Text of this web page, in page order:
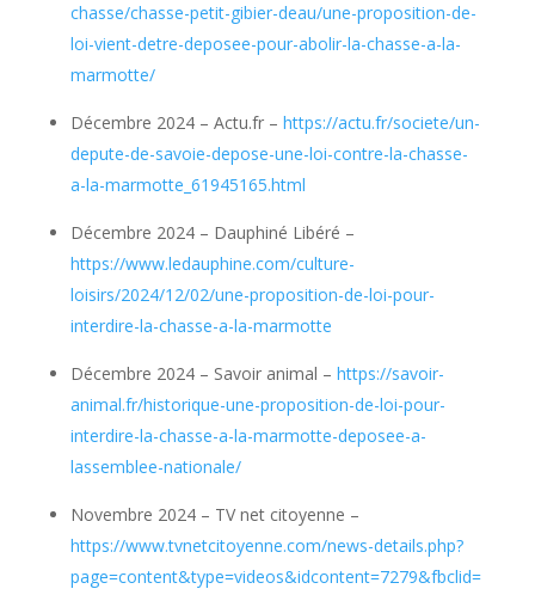
chasse/chasse-petit-gibier-deau/une-proposition-de-
loi-vient-detre-deposee-pour-abolir-la-chasse-a-la-
marmotte/
Décembre 2024 – Actu.fr – https://actu.fr/societe/un-
depute-de-savoie-depose-une-loi-contre-la-chasse-
a-la-marmotte_61945165.html
Décembre 2024 – Dauphiné Libéré –
https://www.ledauphine.com/culture-
loisirs/2024/12/02/une-proposition-de-loi-pour-
interdire-la-chasse-a-la-marmotte
Décembre 2024 – Savoir animal – https://savoir-
animal.fr/historique-une-proposition-de-loi-pour-
interdire-la-chasse-a-la-marmotte-deposee-a-
lassemblee-nationale/
Novembre 2024 – TV net citoyenne –
https://www.tvnetcitoyenne.com/news-details.php?
page=content&type=videos&idcontent=7279&fbclid=